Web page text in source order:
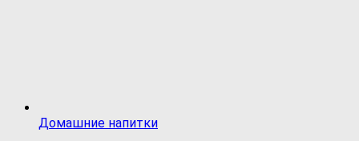
Домашние напитки